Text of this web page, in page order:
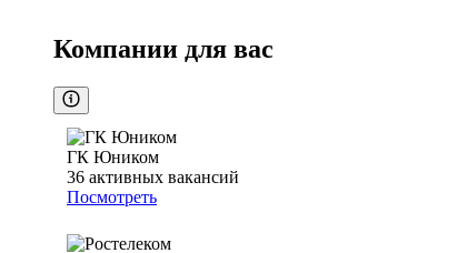
Компании для вас
ГК Юником
36 активных вакансий
Посмотреть